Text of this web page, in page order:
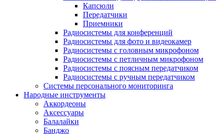
Капсюли
Передатчики
Приемники
Радиосистемы для конференций
Радиосистемы для фото и видеокамер
Радиосистемы с головным микрофоном
Радиосистемы с петличным микрофоном
Радиосистемы с поясным передатчиком
Радиосистемы с ручным передатчиком
Системы персонального мониторинга
Народные инструменты
Аккордеоны
Аксессуары
Балалайки
Банджо